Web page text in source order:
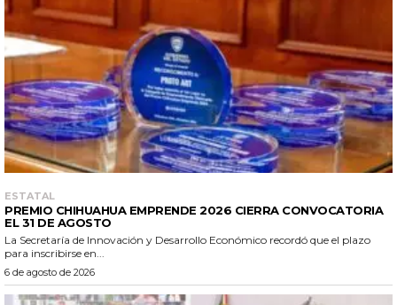
ESTATAL
PREMIO CHIHUAHUA EMPRENDE 2026 CIERRA CONVOCATORIA
EL 31 DE AGOSTO
La Secretaría de Innovación y Desarrollo Económico recordó que el plazo
para inscribirse en...
6 de agosto de 2026